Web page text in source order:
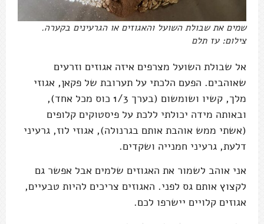
שמים את שבולת השועל והאגוזים או הגרעינים בקערה.
צילום: עז תלם
אל שבולת השועל מצרפים איזה אגוזים וזרעים
שאוהבים. הפעם הלכתי על תערובת של פקאן, אגוזי
מלך, קשיו ושומשום (בערך 1/3 כוס מכל אחד),
ובאותה מידה יכולתי ללכת על פיסטוקים קלופים
(אשתי ממש אוהבת אותם בגרנולה), אגוזי לוז, גרעיני
דלעת, גרעיני חמנייה ושקדים.
אני אוהב לשמור את האגוזים שלמים אבל אפשר גם
לקצוץ אותם גס לפני. האגוזים צריכים להיות טבעיים,
אגוזים קלויים יישרפו לכם.